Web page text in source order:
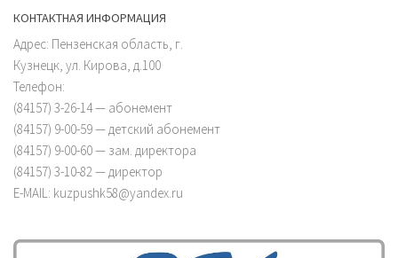
КОНТАКТНАЯ ИНФОРМАЦИЯ
Адрес: Пензенская область, г.
Кузнецк, ул. Кирова, д.100
Телефон:
(84157) 3-26-14 — абонемент
(84157) 9-00-59 — детский абонемент
(84157) 9-00-60 — зам. директора
(84157) 3-10-82 — директор
E-MAIL: kuzpushk58@yandex.ru